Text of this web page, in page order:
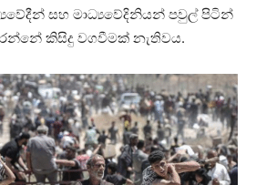
සහ මාධ්‍යවේදිනියන් පවුල් පිටින්
කිසිදු වගවීමක් නැතිවය.